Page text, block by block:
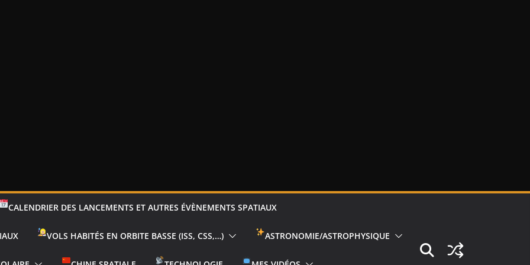
CALENDRIER DES LANCEMENTS ET AUTRES ÉVÈNEMENTS SPATIAUX
VOLS HABITÉS EN ORBITE BASSE (ISS, CSS,…) ASTRONOMIE/ASTROPHYSIQUE